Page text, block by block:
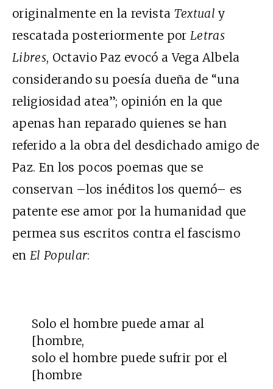
originalmente en la revista Textual y
rescatada posteriormente por Letras
Libres, Octavio Paz evocó a Vega Albela
considerando su poesía dueña de “una
religiosidad atea”; opinión en la que
apenas han reparado quienes se han
referido a la obra del desdichado amigo de
Paz. En los pocos poemas que se
conservan –los inéditos los quemó– es
patente ese amor por la humanidad que
permea sus escritos contra el fascismo
enEl Popular:
Solo el hombre puede amar al
[hombre,
solo el hombre puede sufrir por el
[hombre